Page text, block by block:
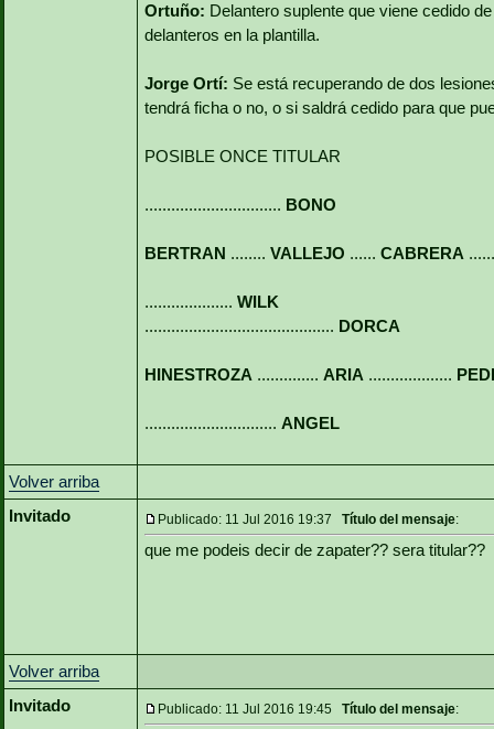
Ortuño: Delantero suplente que viene cedido
delanteros en la plantilla.
Jorge Ortí: Se está recuperando de dos
tendrá ficha o no, o si saldrá cedido para que
POSIBLE ONCE TITULAR
............................... BONO
BERTRAN ........ VALLEJO ...... CABRERA
.................... WILK
........................................... DORCA
HINESTROZA .............. ARIA ...................
.............................. ANGEL
Volver arriba
Invitado
Publicado: 11 Jul 2016 19:37 Título del mensaje:
que me podeis decir de zapater?? sera titular??
Volver arriba
Invitado
Publicado: 11 Jul 2016 19:45 Título del mensaje: